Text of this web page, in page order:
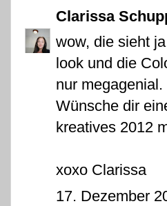
Clarissa
wow, die sieht
look und die
nur megagenial.
Wünsche dir
kreatives 2012
xoxo Clarissa
17. Dezember